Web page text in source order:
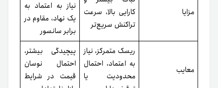
انتخاب‌ بهترین‌ استیبل‌ کوین‌ غیر‌متمرکز به‌ کاربران این امکان را
می‌دهد که‌ با حفظ‌ ثبات‌ ارزش، امنیت و‌ شفافیت، تراکنش‌ های‌
دیجیتال خود را بدون‌ واسطه انجام دهند. استیبل‌ کوین‌ های‌
غیر‌متمرکز مانند‌ DAI و‌ FEI با استفاده از قراردادهای‌ هوشمند و‌
الگوریتم‌ های‌ بلاکچینی، کنترل‌ کامل بر دارایی را در اختیار کاربر
قرار می‌دهند و ریسک‌ های‌ متمرکز را کاهش می‌دهند.